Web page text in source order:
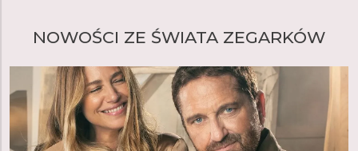
NOWOŚCI ZE ŚWIATA ZEGARKÓW